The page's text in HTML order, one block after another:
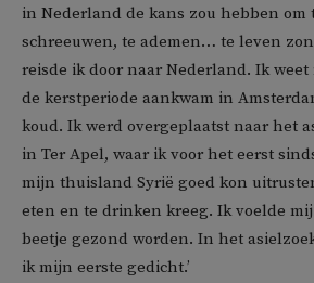
in Nederland de kans zou hebben om
schreeuwen, te ademen… te leven
reisde ik door naar Nederland. Ik
de kerstperiode aankwam in
koud. Ik werd overgeplaatst naar het
in Ter Apel, waar ik voor het eerst
mijn thuisland Syrië goed kon
eten en te drinken kreeg. Ik voelde
beetje gezond worden. In het
ik mijn eerste gedicht.’